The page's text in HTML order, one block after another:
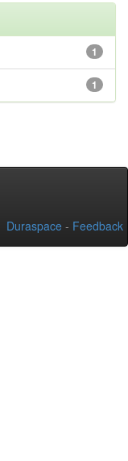
1
1
Duraspace - Feedback